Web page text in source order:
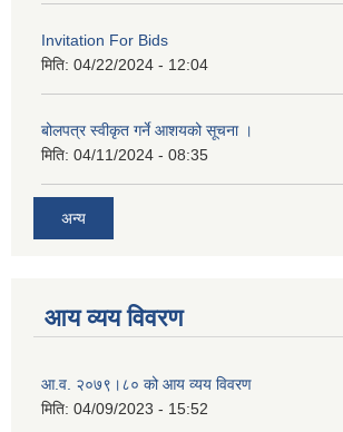
Invitation For Bids
मिति: 04/22/2024 - 12:04
बोलपत्र स्वीकृत गर्ने आशयको सूचना ।
मिति: 04/11/2024 - 08:35
अन्य
आय व्यय विवरण
आ.व. २०७९।८० को आय व्यय विवरण
मिति: 04/09/2023 - 15:52